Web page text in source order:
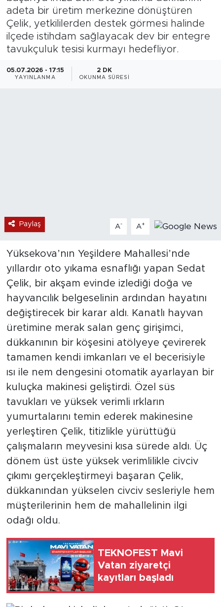
adeta bir üretim merkezine dönüştüren
Çelik, yetkililerden destek görmesi halinde
ilçede istihdam sağlayacak dev bir entegre
tavukçuluk tesisi kurmayı hedefliyor.
05.07.2026 - 17:15
YAYINLANMA
2 DK
OKUNMA SÜRESI
Paylaş A- A+
Yüksekova’nın Yeşildere Mahallesi’nde
yıllardır oto yıkama esnaflığı yapan Sedat
Çelik, bir akşam evinde izlediği doğa ve
hayvancılık belgeselinin ardından hayatını
değiştirecek bir karar aldı. Kanatlı hayvan
üretimine merak salan genç girişimci,
dükkanının bir köşesini atölyeye çevirerek
tamamen kendi imkanları ve el becerisiyle
ısı ile nem dengesini otomatik ayarlayan bir
kuluçka makinesi geliştirdi. Özel süs
tavukları ve yüksek verimli ırkların
yumurtalarını temin ederek makinesine
yerleştiren Çelik, titizlikle yürüttüğü
çalışmaların meyvesini kısa sürede aldı. Üç
dönem üst üste yüksek verimlilikle civciv
çıkımı gerçekleştirmeyi başaran Çelik,
dükkanından yükselen civciv sesleriyle hem
müşterilerinin hem de mahallelinin ilgi
odağı oldu.
TEKNOFEST Mavi
Vatan ziyaretçi
kayıtları başladı